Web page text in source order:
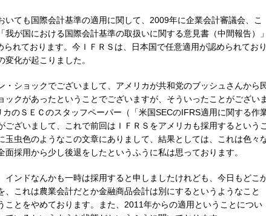
ても国際会計基準の適用に関して、2009年に企業会計審議会、こ
が国における国際会計基準の取扱いに関する意見書（中間報告）」
れております。今ＩＦＲＳは、日本国で任意適用が認められており
化が起こりました。
ショックでございまして、アメリカが共和党のブッシュさんから
クがあったということでございますが、そういったことがございま
のＳＥＣのスタッフペーパー（「米国SECのIFRS適用に関する作
ざいまして、これで前回はＩＦＲＳをアメリカも採用するというこ
玉虫色のようなこの文章にありまして、結果としては、これは色々
採用から少し後退をしたというふうに私は思っております。
インドなんかも一時は採用すると申しましたけれども、今日もどこ
これは農業会計だとか金融商品会計は別にするというようなこと
ことをやめております。また、2011年からの適用ということについ